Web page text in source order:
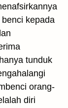
kepada
tunduk
orang-
diri